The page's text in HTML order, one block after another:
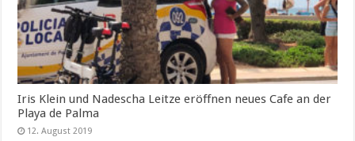
Iris Klein und Nadescha Leitze eröffnen neues Cafe an der
Playa de Palma
12. August 2019